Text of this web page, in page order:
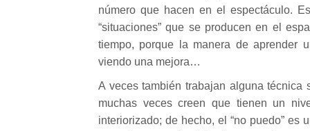
número que hacen en el espectáculo.
“situaciones” que se producen en el
tiempo, porque la manera de
viendo una mejora…
A veces también trabajan alguna
muchas veces creen que tienen un
interiorizado; de hecho, el “no puedo” es